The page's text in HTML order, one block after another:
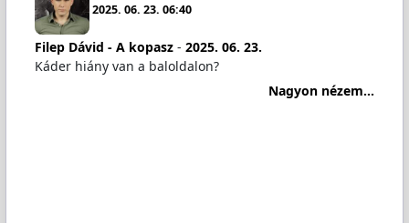
2025. 06. 23. 06:40
Filep Dávid - A kopasz- 2025. 06. 23.
Káder hiány van a baloldalon?
Nagyon nézem...